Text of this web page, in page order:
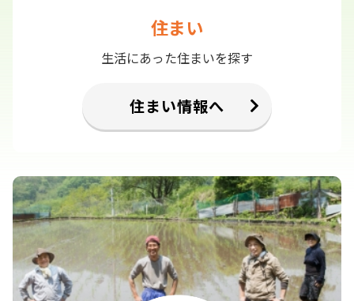
住まい
生活にあった住まいを探す
住まい情報へ